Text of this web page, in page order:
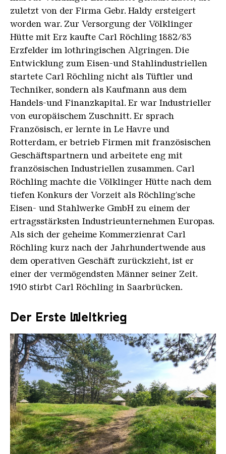
zuletzt von der Firma Gebr. Haldy ersteigert
worden war. Zur Versorgung der Völklinger
Hütte mit Erz kaufte Carl Röchling 1882/83
Erzfelder im lothringischen Algringen. Die
Entwicklung zum Eisen-und Stahlindustriellen
startete Carl Röchling nicht als Tüftler und
Techniker, sondern als Kaufmann aus dem
Handels-und Finanzkapital. Er war Industrieller
von europäischem Zuschnitt. Er sprach
Französisch, er lernte in Le Havre und
Rotterdam, er betrieb Firmen mit französischen
Geschäftspartnern und arbeitete eng mit
französischen Industriellen zusammen. Carl
Röchling machte die Völklinger Hütte nach dem
tiefen Konkurs der Vorzeit als Röchling‘sche
Eisen- und Stahlwerke GmbH zu einem der
ertragsstärksten Industrieunternehmen Europas.
Als sich der geheime Kommerzienrat Carl
Röchling kurz nach der Jahrhundertwende aus
dem operativen Geschäft zurückzieht, ist er
einer der vermögendsten Männer seiner Zeit.
1910 stirbt Carl Röchling in Saarbrücken.
Der Erste Weltkrieg